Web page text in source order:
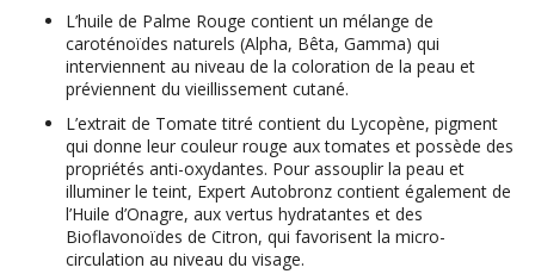
L’huile de Palme Rouge contient un mélange de
caroténoïdes naturels (Alpha, Bêta, Gamma) qui
interviennent au niveau de la coloration de la peau et
préviennent du vieillissement cutané.
L’extrait de Tomate titré contient du Lycopène, pigment
qui donne leur couleur rouge aux tomates et possède des
propriétés anti-oxydantes. Pour assouplir la peau et
illuminer le teint, Expert Autobronz contient également de
l’Huile d’Onagre, aux vertus hydratantes et des
Bioflavonoïdes de Citron, qui favorisent la micro-
circulation au niveau du visage.